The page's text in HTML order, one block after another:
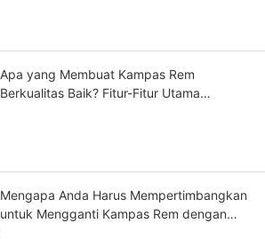
Apa yang Membuat Kampas Rem
Berkualitas Baik? Fitur-Fitur Utama
Mengapa Anda Harus Mempertimbangkan
untuk Mengganti Kampas Rem dengan